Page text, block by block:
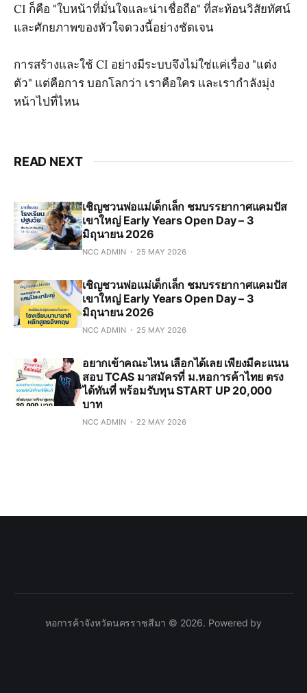
CI ก็คือ "ใบหน้าที่มั่นใจและน่าเชื่อถือ" ที่สะท้อนวิสัยทัศน์
และศักยภาพของหัวใจดวงนี้อย่างชัดเจน
การสร้างและใช้ CI อย่างมีระบบจึงไม่ใช่แค่เรื่อง "แต่ง
ตัว" แต่คือการ บอกโลกว่า เราคือใคร และเรากำลังมุ่ง
หน้าไปที่ไหน
READ NEXT
เชิญชวนพ่อแม่เด็กเล็ก ชมบรรยากาศแคมปัส
เขาใหญ่ Early Years Open Day – 3
มิถุนายน 2026
NCC ADMIN 25 MAY 2026
เชิญชวนพ่อแม่เด็กเล็ก ชมบรรยากาศแคมปัส
เขาใหญ่ Early Years Open Day – 3
มิถุนายน 2026
NCC ADMIN 25 MAY 2026
อยากเข้าคณะไหน เลือกได้เลย เพียงมีคะแนน
สอบ TCAS มาสมัครที่ ม.หอการค้าไทย ตรง
ได้ทันที่ พร้อมรับทุน START UP 20,000
บาท
NCC ADMIN 22 MAY 2026
หอการค้าจังหวัดนครราชสีมา © 2026. Powered by